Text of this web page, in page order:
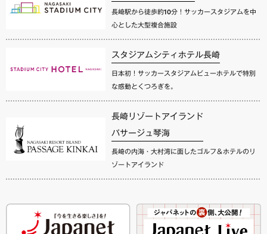
長崎駅から徒歩約10分！サッカースタジアムを中
心とした大型複合施設
スタジアムシティホテル長崎
日本初！サッカースタジアムビューホテルで特別
な感動とくつろぎを。
長崎リゾートアイランド
パサージュ琴海
長崎の内海・大村湾に面したゴルフ＆ホテルのリ
ゾートアイランド